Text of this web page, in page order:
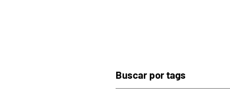
Buscar por tags